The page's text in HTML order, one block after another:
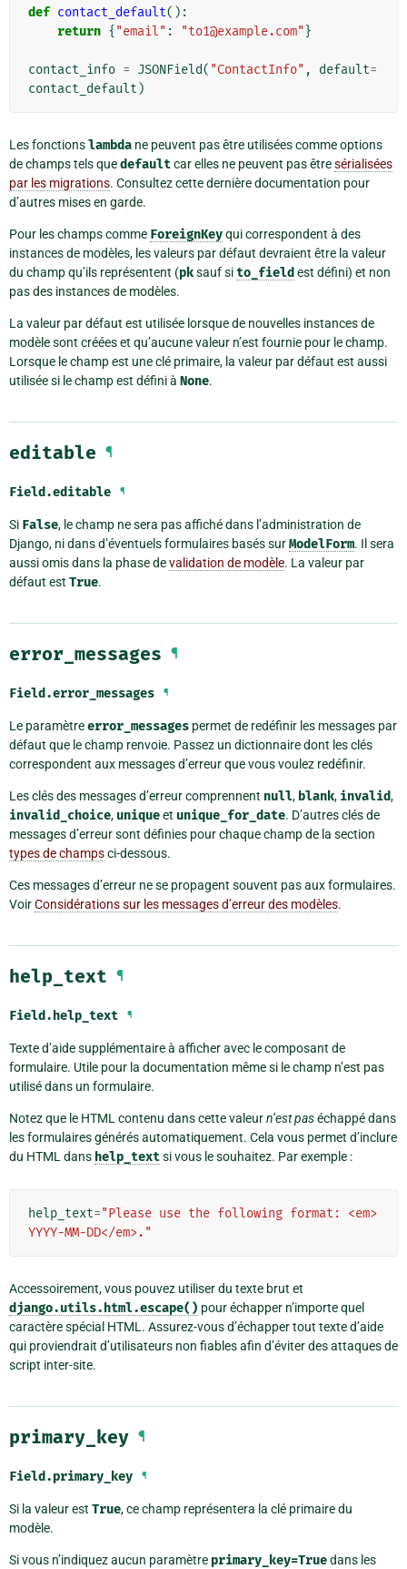
def contact_default():
return { "email" : "to1@example.com" }
contact_info = JSONField( "ContactInfo" , default=
contact_default )
Les fonctionslambda ne peuvent pas être utilisées comme options
de champs tels quedefaultcar elles ne peuvent pas êtresérialisées
par les migrations. Consultez cette dernière documentation pour
d’autres mises en garde.
Pour les champs comme ForeignKeyqui correspondent à des
instances de modèles, les valeurs par défaut devraient être la valeur
du champ qu’ils représentent (pksauf sito_field est défini) et non
pas des instances de modèles.
La valeur par défaut est utilisée lorsque de nouvelles instances de
modèle sont créées et qu’aucune valeur n’est fournie pour le champ.
Lorsque le champ est une clé primaire, la valeur par défaut est aussi
utilisée si le champ est défini à None.
editable ¶
Field.editable ¶
Si False, le champ ne sera pas affiché dans l’administration de
Django, ni dans d’éventuels formulaires basés surModelForm. Il sera
aussi omis dans la phase devalidation de modèle. La valeur par
défaut est True.
error_messages ¶
Field.error_messages ¶
Le paramètreerror_messages permet de redéfinir les messages par
défaut que le champ renvoie. Passez un dictionnaire dont les clés
correspondent aux messages d’erreur que vous voulez redéfinir.
Les clés des messages d’erreur comprennent null, blank, invalid,
invalid_choice, uniqueet unique_for_date. D’autres clés de
messages d’erreur sont définies pour chaque champ de la section
types de champsci-dessous.
Ces messages d’erreur ne se propagent souvent pas aux formulaires.
VoirConsidérations sur les messages d’erreur des modèles.
help_text ¶
Field.help_text ¶
Texte d’aide supplémentaire à afficher avec le composant de
formulaire. Utile pour la documentation même si le champ n’est pas
utilisé dans un formulaire.
Notez que le HTML contenu dans cette valeurn’est paséchappé dans
les formulaires générés automatiquement. Cela vous permet d’inclure
du HTML dans help_textsi vous le souhaitez. Par exemple :
help_text="Please use the following format: <em>
YYYY-MM-DD</em>."
Accessoirement, vous pouvez utiliser du texte brut et
django.utils.html.escape() pour échapper n’importe quel
caractère spécial HTML. Assurez-vous d’échapper tout texte d’aide
qui proviendrait d’utilisateurs non fiables afin d’éviter des attaques de
script inter-site.
primary_key ¶
Field.primary_key ¶
Si la valeur est True, ce champ représentera la clé primaire du
modèle.
Si vous n’indiquez aucun paramètre primary_key=Truedans les